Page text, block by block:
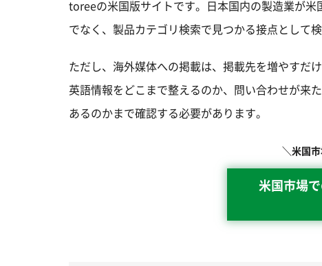
toreeの米国版サイトです。日本国内の製造業が
でなく、製品カテゴリ検索で見つかる接点として
ただし、海外媒体への掲載は、掲載先を増やすだ
英語情報をどこまで整えるのか、問い合わせが来
あるのかまで確認する必要があります。
＼米国
米国市場